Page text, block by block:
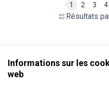
Informations sur les
web
Résultats
1 2 3 4